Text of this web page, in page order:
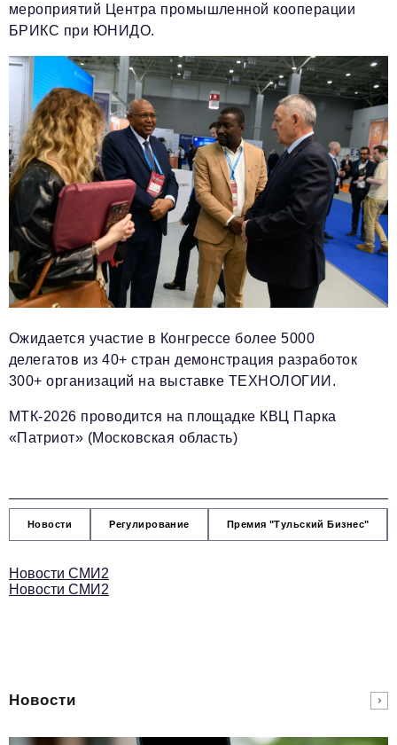
мероприятий Центра промышленной кооперации
БРИКС при ЮНИДО.
Ожидается участие в Конгрессе более 5000
делегатов из 40+ стран демонстрация разработок
300+ организаций на выставке ТЕХНОЛОГИИ.
МТК-2026 проводится на площадке КВЦ Парка
«Патриот» (Московская область)
Новости Регулирование Премия "Тульский Бизнес"
Новости СМИ2
Новости СМИ2
Новости